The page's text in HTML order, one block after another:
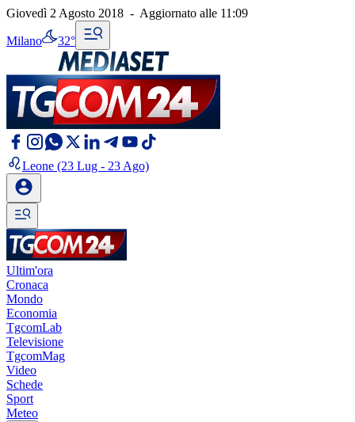
Giovedì 2 Agosto 2018 - Aggiornato alle 11:09
Milano 32°
Leone (23 Lug - 23 Ago)
Ultim'ora
Cronaca
Mondo
Economia
TgcomLab
Televisione
TgcomMag
Video
Schede
Sport
Meteo